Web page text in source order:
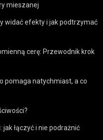
mieszanej
widać efekty i jak podtrzymać
cerę: Przewodnik krok
pomaga natychmiast, a co
jak łączyć i nie podrażnić